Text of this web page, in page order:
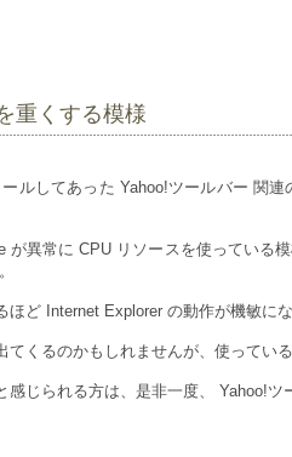
重くする模様
してあった Yahoo!ツールバー 関
異常に CPU リソースを使っている
ど Internet Explorer の動作が機敏にな
くるのかもしれませんが、使ってい
じられる方は、是非一度、 Yahoo!ツ